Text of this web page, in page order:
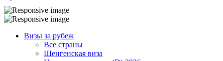
Визы за рубеж
Все страны
Шенгенская виза